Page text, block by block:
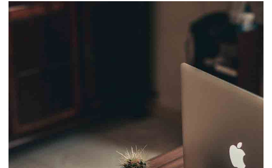
ップ
へ